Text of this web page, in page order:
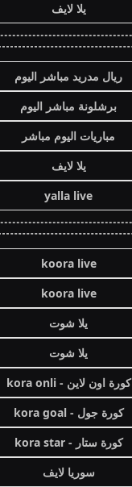
يلا لايف
ريال مدريد مباشر اليوم
برشلونة مباشر اليوم
مباريات اليوم مباشر
يلا لايف
yalla live
koora live
koora live
يلا شوت
يلا شوت
كورة اون لاين - kora onli
كورة جول - kora goal
كورة ستار - kora star
سوريا لايف